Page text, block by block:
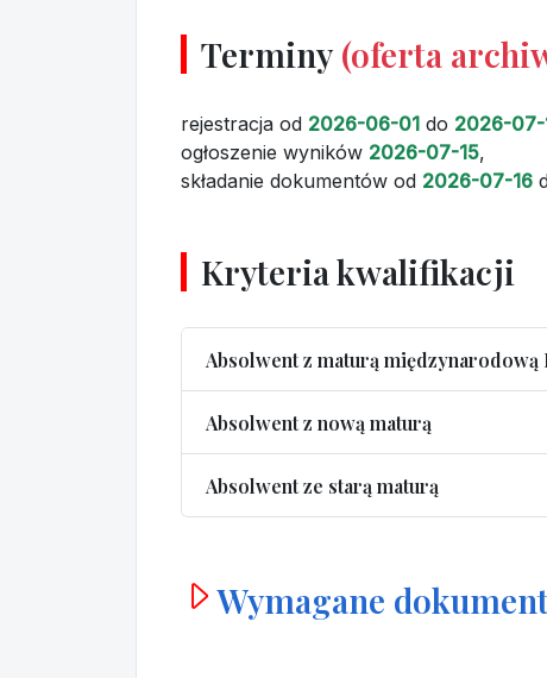
Terminy (oferta
rejestracja od 2026-06-01 do 2026-07-
ogłoszenie wyników 2026-07-15,
składanie dokumentów od 2026-07-16
Kryteria kwalifikacji
Absolwent z maturą międzynarodową
Absolwent z nową maturą
Absolwent ze starą maturą
Wymagane